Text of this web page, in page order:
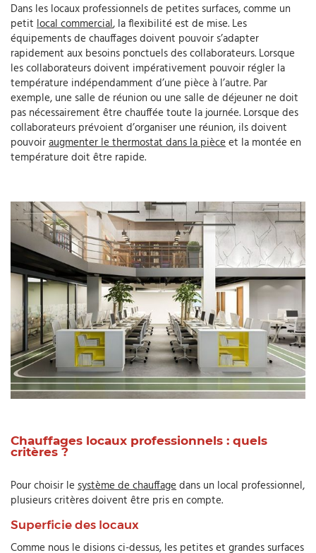
Dans les locaux professionnels de petites surfaces, comme un
petit local commercial, la flexibilité est de mise. Les
équipements de chauffages doivent pouvoir s’adapter
rapidement aux besoins ponctuels des collaborateurs. Lorsque
les collaborateurs doivent impérativement pouvoir régler la
température indépendamment d’une pièce à l’autre. Par
exemple, une salle de réunion ou une salle de déjeuner ne doit
pas nécessairement être chauffée toute la journée. Lorsque des
collaborateurs prévoient d’organiser une réunion, ils doivent
pouvoiraugmenter le thermostat dans la pièceet la montée en
température doit être rapide.
Chauffages locaux professionnels : quels
critères ?
Pour choisir le système de chauffagedans un local professionnel,
plusieurs critères doivent être pris en compte.
Superficie des locaux
Comme nous le disions ci-dessus, les petites et grandes surfaces